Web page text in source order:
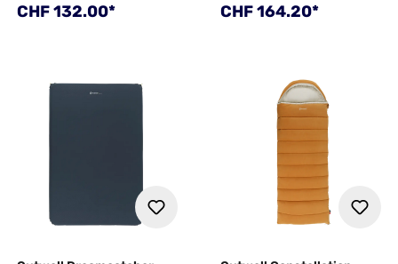
Regulärer Preis:
CHF 132.00* Regulärer Preis:
CHF 164.20*